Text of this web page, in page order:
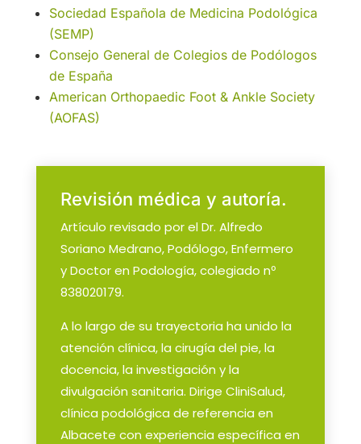
Sociedad Española de Medicina Podológica
(SEMP)
Consejo General de Colegios de Podólogos
de España
American Orthopaedic Foot & Ankle Society
(AOFAS)
Revisión médica y autoría.
Artículo revisado por el Dr. Alfredo
Soriano Medrano, Podólogo, Enfermero
y Doctor en Podología, colegiado nº
838020179.
A lo largo de su trayectoria ha unido la
atención clínica, la cirugía del pie, la
docencia, la investigación y la
divulgación sanitaria. Dirige CliniSalud,
clínica podológica de referencia en
Albacete con experiencia específica en